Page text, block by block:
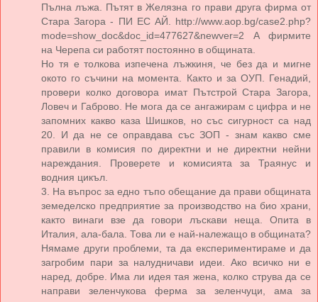
Пълна лъжа. Пътят в Желязна го прави друга фирма от
Стара Загора - ПИ ЕС АЙ. http://www.aop.bg/case2.php?
mode=show_doc&doc_id=477627&newver=2 А фирмите
на Черепа си работят постоянно в общината.
Но тя е толкова изпечена лъжкиня, че без да и мигне
окото го съчини на момента. Както и за ОУП. Генадий,
провери колко договора имат Пътстрой Стара Загора,
Ловеч и Габрово. Не мога да се ангажирам с цифра и не
запомних какво каза Шишков, но със сигурност са над
20. И да не се оправдава със ЗОП - знам какво сме
правили в комисия по директни и не директни нейни
нареждания. Проверете и комисията за Траянус и
водния цикъл.
3. На въпрос за едно тъпо обещание да прави общината
земеделско предприятие за производство на био храни,
както винаги взе да говори лъскави неща. Опита в
Италия, ала-бала. Това ли е най-належащо в общината?
Нямаме други проблеми, та да експериментираме и да
загробим пари за налудничави идеи. Ако всичко ни е
наред, добре. Има ли идея тая жена, колко струва да се
направи зеленчукова ферма за зеленчуци, ама за